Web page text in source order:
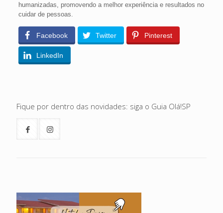
humanizadas, promovendo a melhor experiência e resultados no
cuidar de pessoas.
Facebook Twitter Pinterest
LinkedIn
Fique por dentro das novidades: siga o Guia Olá!SP